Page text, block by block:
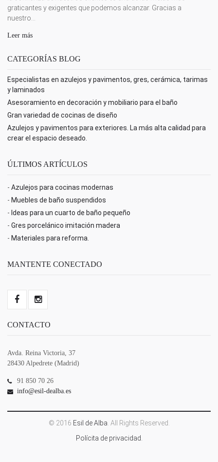
graticantes y exigentes que podemos alcanzar. Gracias a
nuestro...
Leer más
CATEGORÍAS BLOG
Especialistas en azulejos y pavimentos, gres, cerámica, tarimas
y laminados
Asesoramiento en decoración y mobiliario para el baño
Gran variedad de cocinas de diseño
Azulejos y pavimentos para exteriores. La más alta calidad para
crear el espacio deseado.
ÚLTIMOS ARTÍCULOS
- Azulejos para cocinas modernas
- Muebles de baño suspendidos
- Ideas para un cuarto de baño pequeño
- Gres porcelánico imitación madera
- Materiales para reforma.
MANTENTE CONECTADO
CONTACTO
Avda. Reina Victoria, 37
28430 Alpedrete (Madrid)
91 850 70 26
info@esil-dealba.es
© 2016 Esil de Alba . All Rights Reserved.
Polícita de privacidad.